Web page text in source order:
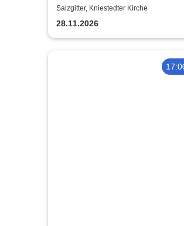
Salzgitter, Kniestedter Kirche
28.11.2026